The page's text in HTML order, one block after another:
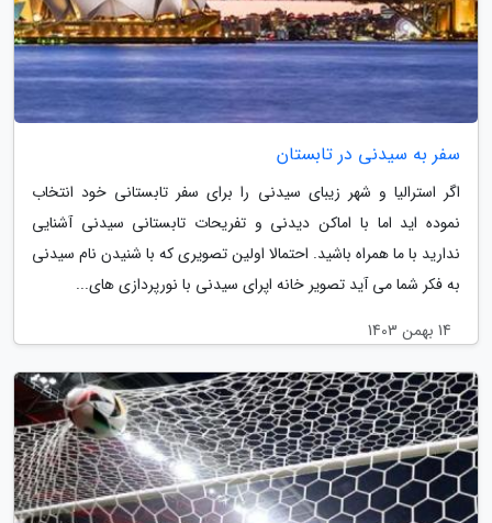
سفر به سیدنی در تابستان
اگر استرالیا و شهر زیبای سیدنی را برای سفر تابستانی خود انتخاب
نموده اید اما با اماکن دیدنی و تفریحات تابستانی سیدنی آشنایی
ندارید با ما همراه باشید. احتمالا اولین تصویری که با شنیدن نام سیدنی
به فکر شما می آید تصویر خانه اپرای سیدنی با نورپردازی های...
14 بهمن 1403